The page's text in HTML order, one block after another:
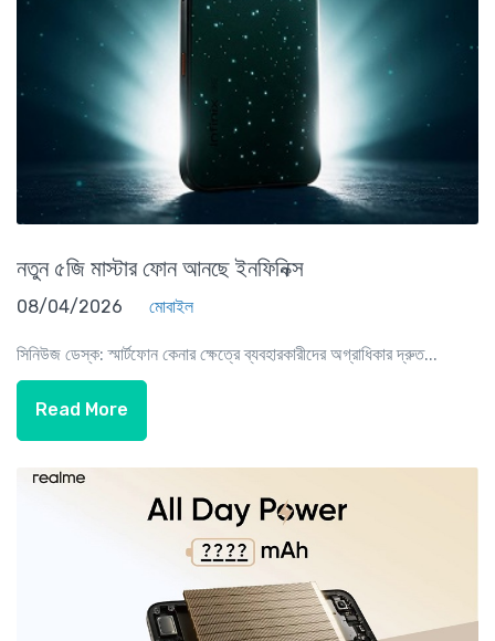
নতুন ৫জি মাস্টার ফোন আনছে ইনফিনিক্স
08/04/2026 মোবাইল
সিনিউজ ডেস্ক: স্মার্টফোন কেনার ক্ষেত্রে ব্যবহারকারীদের অগ্রাধিকার দ্রুত...
Read More